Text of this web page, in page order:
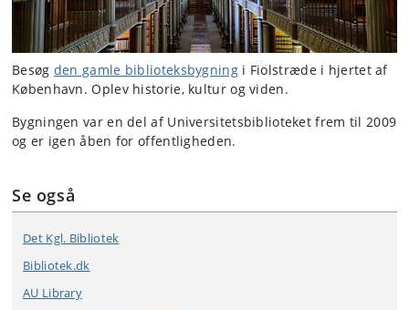
Besøg den gamle biblioteksbygningi Fiolstræde i hjertet af
København. Oplev historie, kultur og viden.
Bygningen var en del af Universitetsbiblioteket frem til 2009
og er igen åben for offentligheden.
Se også
Det Kgl. Bibliotek
Bibliotek.dk
AU Library